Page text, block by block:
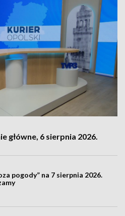
główne, 6 sierpnia 2026.
pogody” na 7 sierpnia 2026.